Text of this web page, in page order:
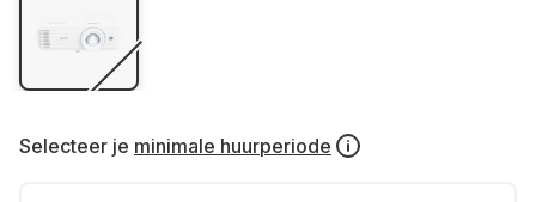
Selecteer je minimale huurperiode